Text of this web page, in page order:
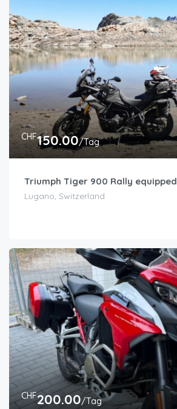
CHF150.00/Tag
Triumph Tiger 900 Rally equipped
Lugano, Switzerland
CHF200.00/Tag